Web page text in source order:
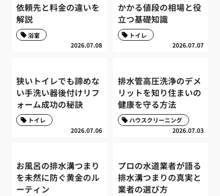
依頼先と料金の違いを
解説
2026.07.08
浴室
かかる値段の相場と役
立つ基礎知識
2026.07.07
トイレ
狭いトイレでも諦めな
い手洗い器後付けリフ
ォーム成功の秘訣
2026.07.06
トイレ
排水管高圧洗浄のデメ
リットを知り住まいの
健康を守る方法
2026.07.03
ハウスクリーニング
お風呂の排水溝つまり
を未然に防ぐ黄金のル
ーティン
プロの水道業者が語る
排水溝つまりの真実と
業者の選び方